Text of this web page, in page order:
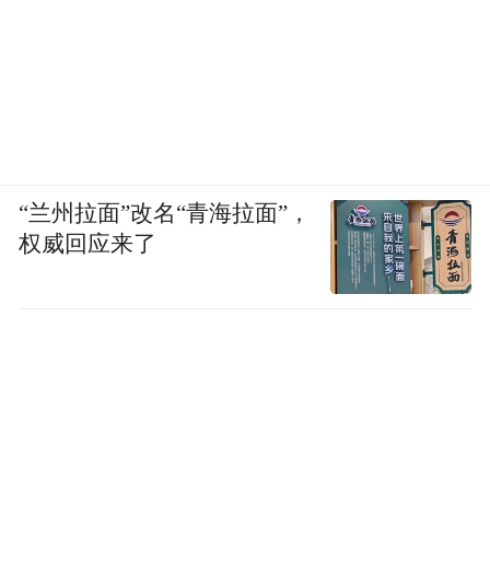
“兰州拉面”改名“青海拉面”，
权威回应来了